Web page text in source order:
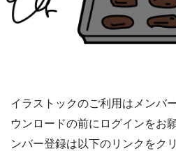
イラストックのご利用はメンバ
ウンロードの前にログインをお
ンバー登録は以下のリンクをク